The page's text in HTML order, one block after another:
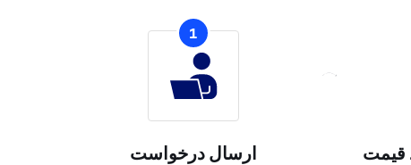
1
ارسال درخواست
قیمت